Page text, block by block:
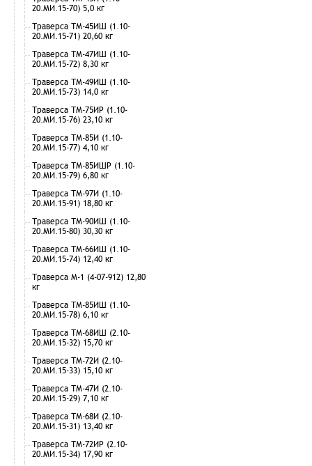
20.МИ.15-70) 5,0 кг
Траверса ТМ-45ИШ (1.10-
20.МИ.15-71) 20,60 кг
Траверса ТМ-47ИШ (1.10-
20.МИ.15-72) 8,30 кг
Траверса ТМ-49ИШ (1.10-
20.МИ.15-73) 14,0 кг
Траверса ТМ-75ИР (1.10-
20.МИ.15-76) 23,10 кг
Траверса ТМ-85И (1.10-
20.МИ.15-77) 4,10 кг
Траверса ТМ-85ИШР (1.10-
20.МИ.15-79) 6,80 кг
Траверса ТМ-97И (1.10-
20.МИ.15-91) 18,80 кг
Траверса ТМ-90ИШ (1.10-
20.МИ.15-80) 30,30 кг
Траверса ТМ-66ИШ (1.10-
20.МИ.15-74) 12,40 кг
Траверса М-1 (4-07-912) 12,80
кг
Траверса ТМ-85ИШ (1.10-
20.МИ.15-78) 6,10 кг
Траверса ТМ-68ИШ (2.10-
20.МИ.15-32) 15,70 кг
Траверса ТМ-72И (2.10-
20.МИ.15-33) 15,10 кг
Траверса ТМ-47И (2.10-
20.МИ.15-29) 7,10 кг
Траверса ТМ-68И (2.10-
20.МИ.15-31) 13,40 кг
Траверса ТМ-72ИР (2.10-
20.МИ.15-34) 17,90 кг